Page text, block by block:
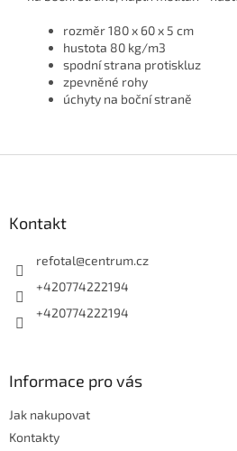
rozměr 180 x 60 x 5 cm
hustota 80 kg/m3
spodní strana protiskluz
zpevněné rohy
úchyty na boční straně
Kontakt
refotal@centrum.cz
+420774222194
+420774222194
Informace pro vás
Jak nakupovat
Kontakty